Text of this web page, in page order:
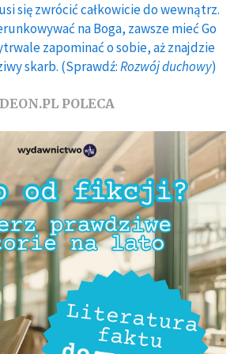
się zwrócić całkowicie do wewnątrz.
na Boga, zawsze mieć Go
zapominać o sobie, aż znajdzie
skarb. (Sprawdź:Rozwój duchowy)
DEON.PL POLECA